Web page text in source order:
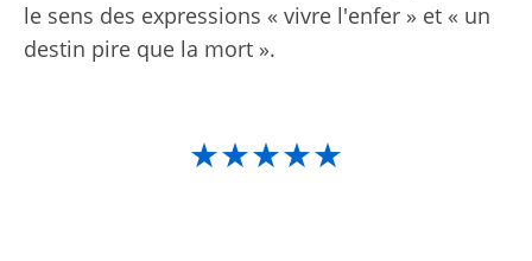
le sens des expressions « vivre l'enfer » et « un
destin pire que la mort ».
★★★★★